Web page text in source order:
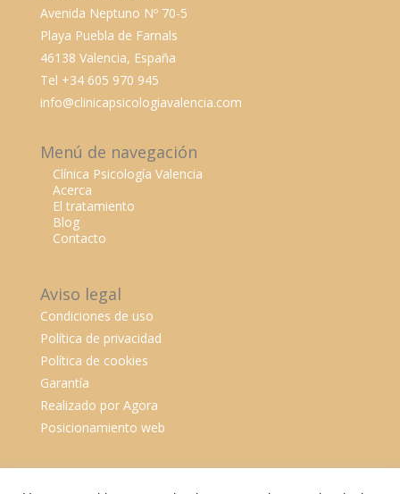
Avenida Neptuno Nº 70-5
Playa Puebla de Farnals
46138 Valencia, España
Tel +34 605 970 945
info@clinicapsicologiavalencia.com
Menú de navegación
Clínica Psicología Valencia
Acerca
El tratamiento
Blog
Contacto
Aviso legal
Condiciones de uso
Política de privacidad
Política de cookies
Garantía
Realizado por Agora
Posicionamiento web